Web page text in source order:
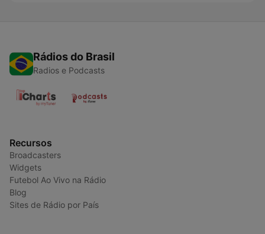
Rádios do Brasil
Radios e Podcasts
Recursos
Broadcasters
Widgets
Futebol Ao Vivo na Rádio
Blog
Sites de Rádio por País